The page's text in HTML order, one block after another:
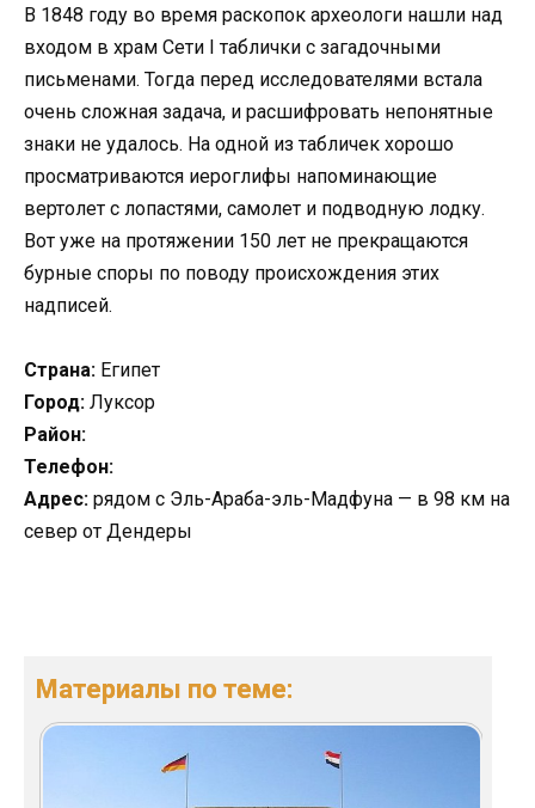
В 1848 году во время раскопок археологи нашли над
входом в храм Сети I таблички с загадочными
письменами. Тогда перед исследователями встала
очень сложная задача, и расшифровать непонятные
знаки не удалось. На одной из табличек хорошо
просматриваются иероглифы напоминающие
вертолет с лопастями, самолет и подводную лодку.
Вот уже на протяжении 150 лет не прекращаются
бурные споры по поводу происхождения этих
надписей.
Страна: Египет
Город: Луксор
Район:
Телефон:
Адрес: рядом с Эль-Араба-эль-Мадфуна — в 98 км на
север от Дендеры
Материалы по теме: